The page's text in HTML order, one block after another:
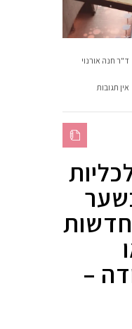
ד"ר חנה אורנוי
אין תגובות
חדשות
–